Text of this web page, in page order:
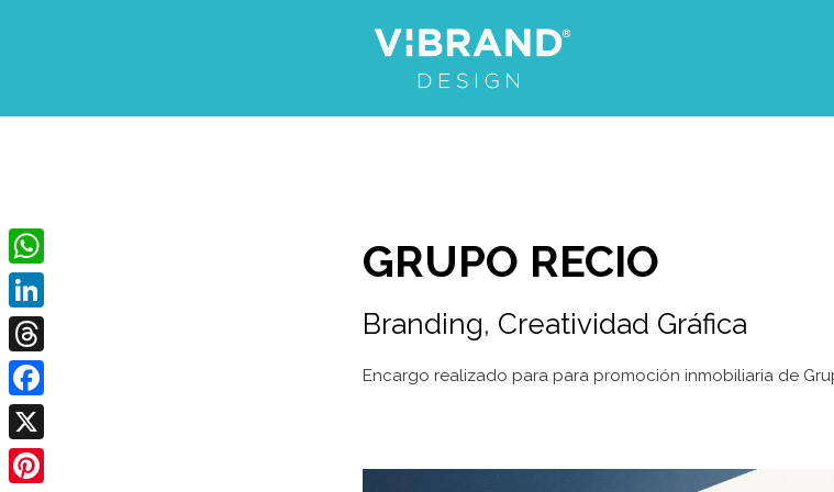
GRUPO RECIO
Branding, Creatividad Gráfica
Encargo realizado para para promoción inmobiliaria de
WhatsApp
LinkedIn
Threads
Facebook
X